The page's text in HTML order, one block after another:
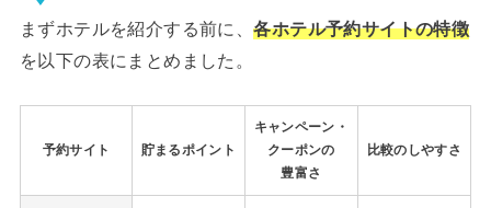
まずホテルを紹介する前に、各ホテル予約サイトの特徴
を以下の表にまとめました。
予約サイト 貯まるポイント
キャンペーン・
クーポンの
豊富さ
比較のしやすさ